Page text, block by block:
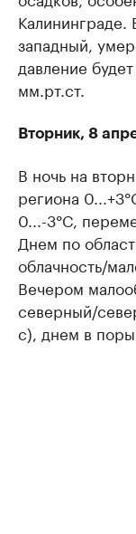
западный,
давление
мм.рт.ст.
Вторник, 8
В ночь на
региона
0...-3°C,
Днем по
облачность/
Вечером
северный/
с), днем в